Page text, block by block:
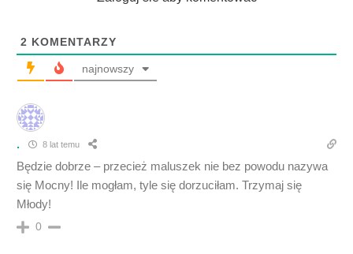
2 KOMENTARZY
najnowszy
. 8 lat temu
Będzie dobrze – przecież maluszek nie bez powodu nazywa
się Mocny! Ile mogłam, tyle się dorzuciłam. Trzymaj się
Młody!
0